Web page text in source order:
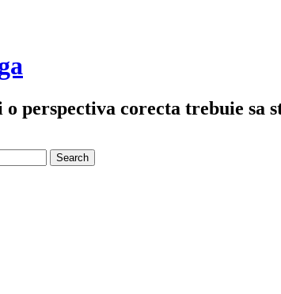
perspectiva corecta trebuie sa